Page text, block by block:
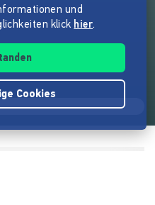
und
klick hier.
Cookies